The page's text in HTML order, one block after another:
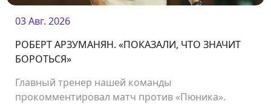
03 Авг. 2026
РОБЕРТ АРЗУМАНЯН. «ПОКАЗАЛИ, ЧТО ЗНАЧИТ
БОРОТЬСЯ»
Главный тренер нашей команды
прокомментировал матч против «Пюника».